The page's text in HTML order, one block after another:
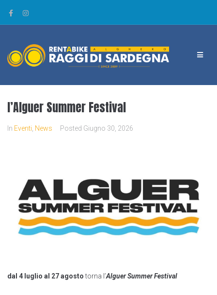
l’Alguer Summer Festival
In Eventi News Posted Giugno 30, 2026
dal 4 luglio al 27 agostotorna l’Alguer Summer Festival